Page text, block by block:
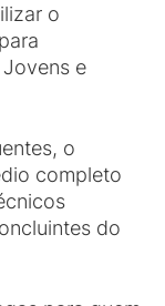
o
e
o
completo
do